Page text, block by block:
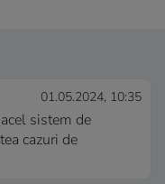
01.05.2024, 10:35
sistem de
cazuri de